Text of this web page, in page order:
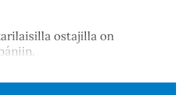
ostajilla on